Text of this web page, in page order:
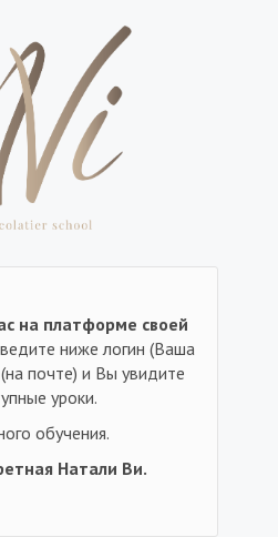
на платформе своей
ниже логин (Ваша
почте) и Вы увидите
уроки.
обучения.
Натали Ви.